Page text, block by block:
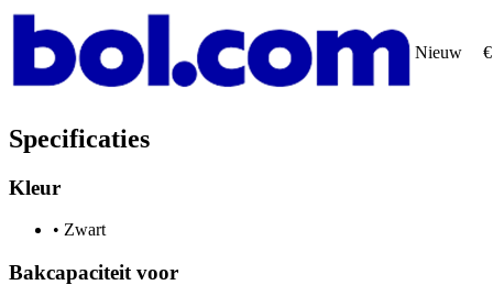
Nieuw
Specificaties
Kleur
• Zwart
Bakcapaciteit voor